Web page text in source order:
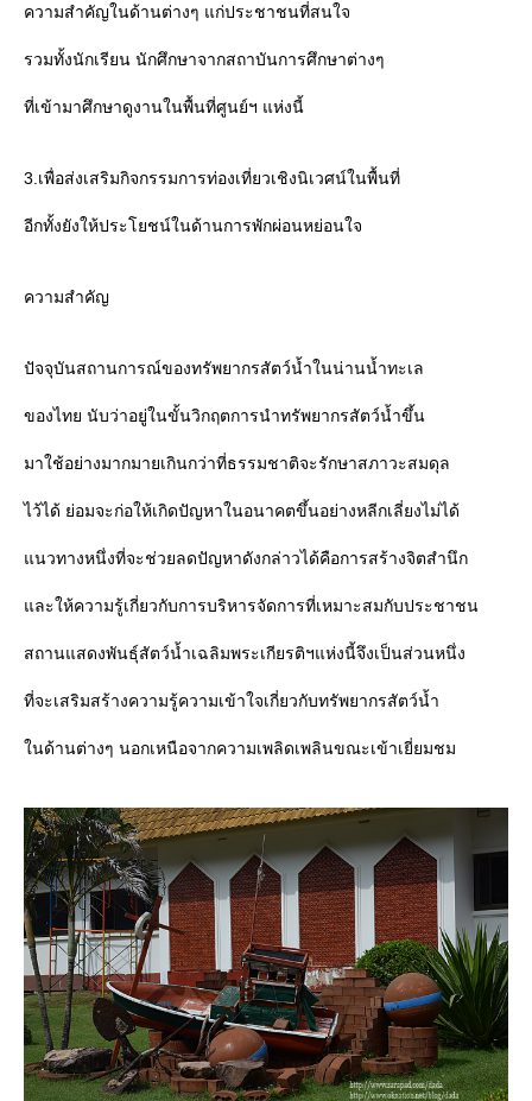
ความสำคัญในด้านต่างๆ แก่ประชาชนที่สนใจ
รวมทั้งนักเรียน นักศึกษาจากสถาบันการศึกษาต่างๆ
ที่เข้ามาศึกษาดูงานในพื้นที่ศูนย์ฯ แห่งนี้
3.เพื่อส่งเสริมกิจกรรมการท่องเที่ยวเชิงนิเวศน์ในพื้นที่
อีกทั้งยังให้ประโยชน์ในด้านการพักผ่อนหย่อนใจ
ความสำคัญ
ปัจจุบันสถานการณ์ของทรัพยากรสัตว์น้ำในน่านน้ำทะเล
ของไทย นับว่าอยู่ในขั้นวิกฤตการนำทรัพยากรสัตว์น้ำขึ้น
มาใช้อย่างมากมายเกินกว่าที่ธรรมชาติจะรักษาสภาวะสมดุล
ไว้ได้ ย่อมจะก่อให้เกิดปัญหาในอนาคตขึ้นอย่างหลีกเลี่ยงไม่ได้
นวทางหนึ่งที่จะช่วยลดปัญหาดังกล่าวได้คือการสร้างจิตสำนึก
ละให้ความรู้เกี่ยวกับการบริหารจัดการที่เหมาะสมกับประชาชน
สถานแสดงพันธุ์สัตว์น้ำเฉลิมพระเกียรติฯแห่งนี้จึงเป็นส่วนหนึ่ง
ที่จะเสริมสร้างความรู้ความเข้าใจเกี่ยวกับทรัพยากรสัตว์น้ำ
นด้านต่างๆ นอกเหนือจากความเพลิดเพลินขณะเข้าเยี่ยมชม